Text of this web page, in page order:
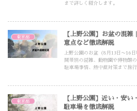
まで詳しく紹介します。
東京都
【上野公園】お盆の混
意点など徹底解説
上野公園のお盆（8月13日〜16
間帯別の混雑、動物園や博物館
駐車場事情、熱中症対策まで旅
東京都
【上野公園】近い・安
駐車場を徹底解説